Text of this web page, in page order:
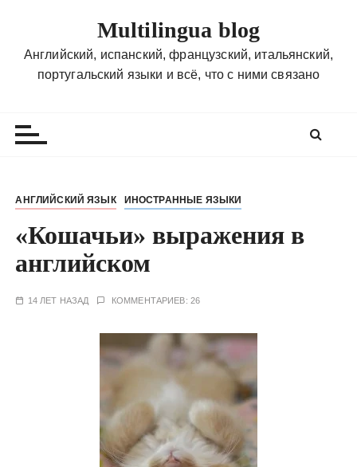
Multilingua blog
Английский, испанский, французский, итальянский,
португальский языки и всё, что с ними связано
АНГЛИЙСКИЙ ЯЗЫК ИНОСТРАННЫЕ ЯЗЫКИ
«Кошачьи» выражения в
английском
14 ЛЕТ НАЗАД КОММЕНТАРИЕВ: 26